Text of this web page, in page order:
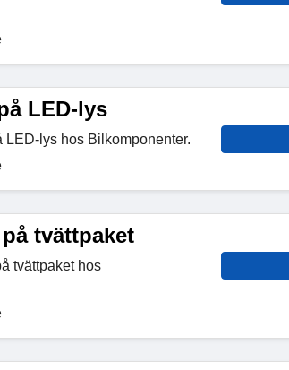
LED-lys
LED-lys hos Bilkomponenter.
tvättpaket
tvättpaket hos